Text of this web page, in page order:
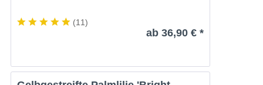
(11)
ab 36,90 € *